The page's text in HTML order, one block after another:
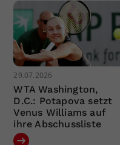
29.07.2026
WTA Washington,
D.C.: Potapova setzt
Venus Williams auf
ihre Abschussliste